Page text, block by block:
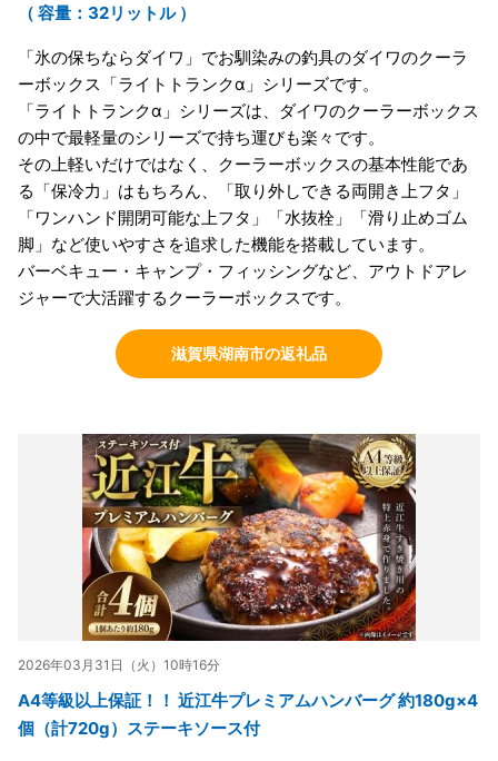
（ 容量：32リットル ）
「氷の保ちならダイワ」でお馴染みの釣具のダイワのクーラ
ーボックス「ライトトランクα」シリーズです。
「ライトトランクα」シリーズは、ダイワのクーラーボックス
の中で最軽量のシリーズで持ち運びも楽々です。
その上軽いだけではなく、クーラーボックスの基本性能であ
る「保冷力」はもちろん、「取り外しできる両開き上フタ」
「ワンハンド開閉可能な上フタ」「水抜栓」「滑り止めゴム
脚」など使いやすさを追求した機能を搭載しています。
バーベキュー・キャンプ・フィッシングなど、アウトドアレ
ジャーで大活躍するクーラーボックスです。
滋賀県湖南市の返礼品
2026年03月31日（火）10時16分
A4等級以上保証！！ 近江牛プレミアムハンバーグ 約180g×4
個（計720g）ステーキソース付